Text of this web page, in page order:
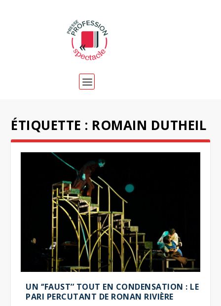
ÉTIQUETTE : ROMAIN DUTHEIL
UN ‘‘FAUST’’ TOUT EN CONDENSATION : LE
PARI PERCUTANT DE RONAN RIVIÈRE